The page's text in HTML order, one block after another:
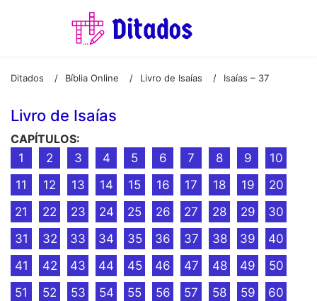
Ditados / Bíblia Online / Livro de Isaías / Isaías – 37
Livro de Isaías
CAPÍTULOS:
1
2 3 4 5 6 7 8 9
10
11
12 13 14 15 16 17 18 19
20
21
22 23 24 25 26 27 28 29
30
31
32 33 34 35 36 37 38 39
40
41
42 43 44 45 46 47 48 49
50
51
52 53 54 55 56 57 58 59
60